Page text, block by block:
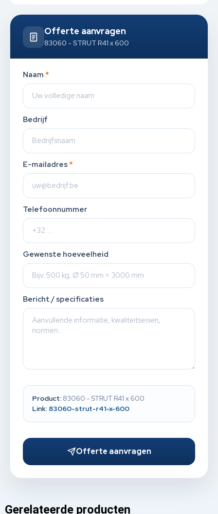
Offerte aanvragen
83060 - STRUT R41 x 600
Naam *
Bedrijf
E-mailadres *
Telefoonnummer
Gewenste hoeveelheid
Bericht / specificaties
Product: 83060 - STRUT R41 x 600
Link: 83060-strut-r41-x-600
Offerte aanvragen
Gerelateerde producten